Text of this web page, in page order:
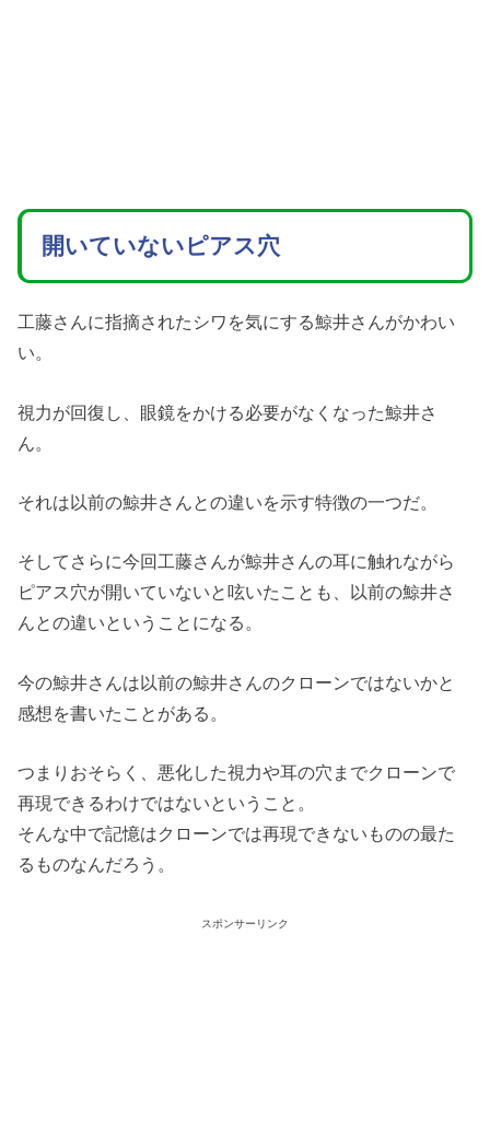
開いていないピアス穴
工藤さんに指摘されたシワを気にする鯨井さんがかわい
い。
視力が回復し、眼鏡をかける必要がなくなった鯨井さ
ん。
それは以前の鯨井さんとの違いを示す特徴の一つだ。
そしてさらに今回工藤さんが鯨井さんの耳に触れながら
ピアス穴が開いていないと呟いたことも、以前の鯨井さ
んとの違いということになる。
今の鯨井さんは以前の鯨井さんのクローンではないかと
感想を書いたことがある。
つまりおそらく、悪化した視力や耳の穴までクローンで
再現できるわけではないということ。
そんな中で記憶はクローンでは再現できないものの最た
るものなんだろう。
スポンサーリンク